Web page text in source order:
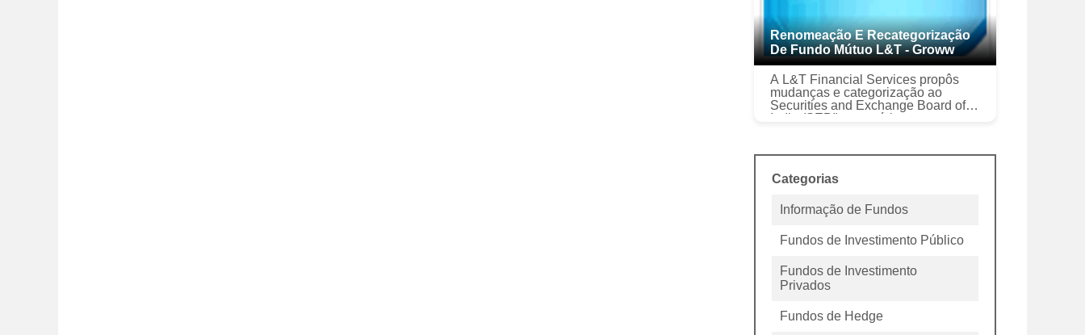
Renomeação E Recategorização
De Fundo Mútuo L&T - Groww
A L&T Financial Services propôs
mudanças e categorização ao
Securities and Exchange Board of
India (SEBI) para vários esquemas
de uma ...
Categorias
Informação de Fundos
Fundos de Investimento Público
Fundos de Investimento
Privados
Fundos de Hedge